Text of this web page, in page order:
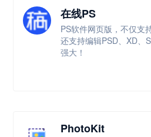
在线PS
PS软件网页版，不仅支
还支持编辑PSD、XD、
强大！
PhotoKit